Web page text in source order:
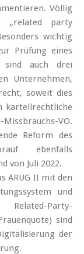
Völlig
„related party
wichtig
Prüfung eines
sind auch drei
Unternehmen,
soweit dies
kartellrechtliche
VO.
Reform des
ebenfalls
von Juli 2022.
ARUG II mit den
und
Party-
sind
der